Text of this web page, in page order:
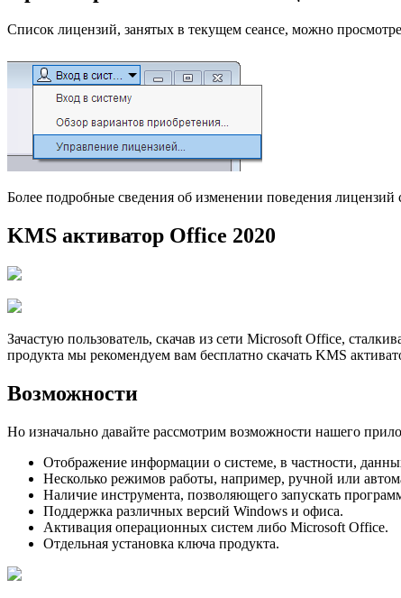
Список лицензий, занятых в текущем сеансе, можно
Более подробные сведения об изменении поведения лицензий
KMS активатор Office 2020
Зачастую пользователь, скачав из сети Microsoft Office,
продукта мы рекомендуем вам бесплатно скачать KMS
Возможности
Но изначально давайте рассмотрим возможности нашего
Отображение информации о системе, в частности,
Несколько режимов работы, например, ручной или
Наличие инструмента, позволяющего запускать
Поддержка различных версий Windows и офиса.
Активация операционных систем либо Microsoft Office.
Отдельная установка ключа продукта.